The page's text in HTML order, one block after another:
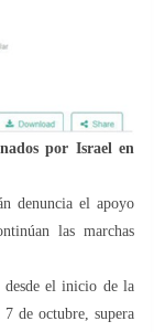
por Israel en
denuncia el apoyo
las marchas
desde el inicio de la
de octubre, supera